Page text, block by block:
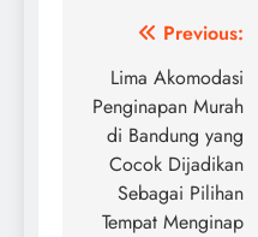
Navigasi
pos
Previous:
Lima Akomodasi
Penginapan Murah
di Bandung yang
Cocok Dijadikan
Sebagai Pilihan
Tempat Menginap